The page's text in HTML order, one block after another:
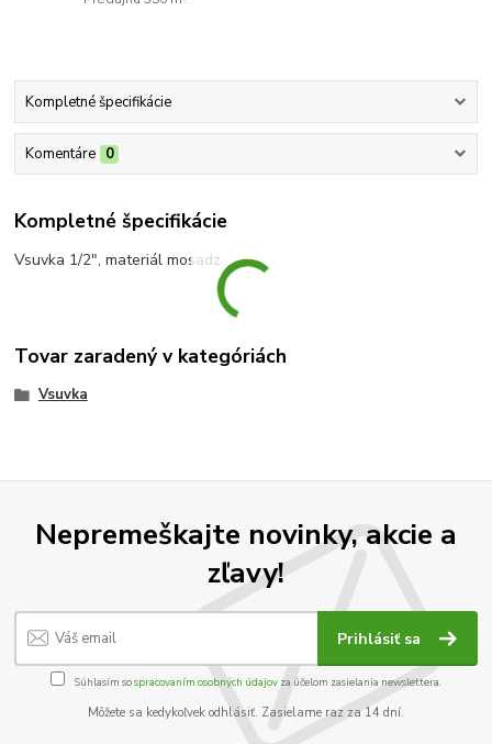
Kompletné špecifikácie
Komentáre 0
Kompletné špecifikácie
Vsuvka 1/2", materiál mosadz
Tovar zaradený v kategóriách
Vsuvka
Nepremeškajte novinky, akcie a
zľavy!
Prihlásiť sa
Súhlasím sospracovaním osobných údajov za účelom zasielania newslettera.
Môžete sa kedykoľvek odhlásiť. Zasielame raz za 14 dní.